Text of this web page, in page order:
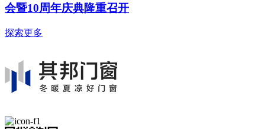
会暨10周年庆典隆重召开
探索更多